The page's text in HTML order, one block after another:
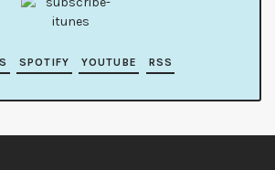
SPOTIFY YOUTUBE RSS